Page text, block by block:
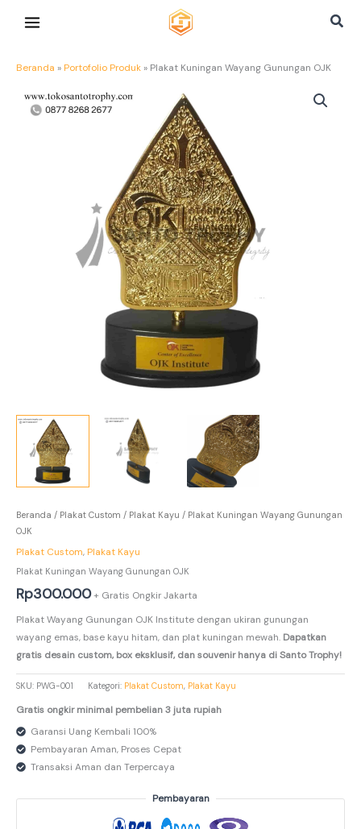
Cari
Beranda » Portofolio Produk » Plakat Kuningan Wayang Gunungan OJK
Beranda / Plakat Custom / Plakat Kayu / Plakat Kuningan Wayang Gunungan
OJK
Plakat Custom, Plakat Kayu
Plakat Kuningan Wayang Gunungan OJK
Rp300.000+ Gratis Ongkir Jakarta
Plakat Wayang Gunungan OJK Institute dengan ukiran gunungan
wayang emas, base kayu hitam, dan plat kuningan mewah. Dapatkan
gratis desain custom, box eksklusif, dan souvenir hanya di Santo Trophy!
SKU: PWG-001 Kategori: Plakat Custom, Plakat Kayu
Gratis ongkir minimal pembelian 3 juta rupiah
Garansi Uang Kembali 100%
Pembayaran Aman, Proses Cepat
Transaksi Aman dan Terpercaya
Pembayaran